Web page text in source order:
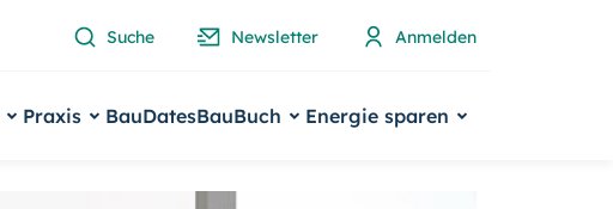
Suche Newsletter Anmelden
Praxis BauDatesBauBuch Energie sparen